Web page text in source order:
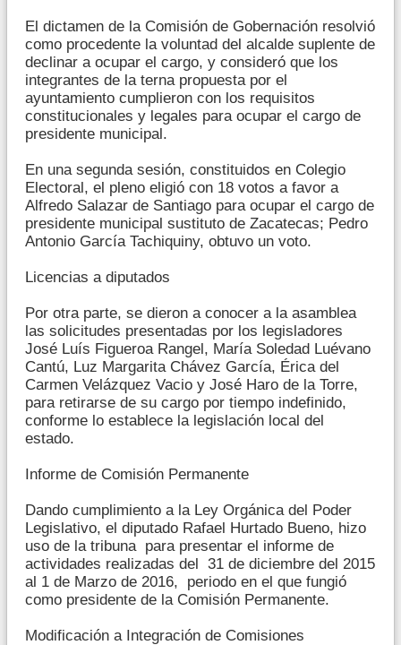
El dictamen de la Comisión de Gobernación resolvió
como procedente la voluntad del alcalde suplente de
declinar a ocupar el cargo, y consideró que los
integrantes de la terna propuesta por el
ayuntamiento cumplieron con los requisitos
constitucionales y legales para ocupar el cargo de
presidente municipal.
En una segunda sesión, constituidos en Colegio
Electoral, el pleno eligió con 18 votos a favor a
Alfredo Salazar de Santiago para ocupar el cargo de
presidente municipal sustituto de Zacatecas; Pedro
Antonio García Tachiquiny, obtuvo un voto.
Licencias a diputados
Por otra parte, se dieron a conocer a la asamblea
las solicitudes presentadas por los legisladores
José Luís Figueroa Rangel, María Soledad Luévano
Cantú, Luz Margarita Chávez García, Érica del
Carmen Velázquez Vacio y José Haro de la Torre,
para retirarse de su cargo por tiempo indefinido,
conforme lo establece la legislación local del
estado.
Informe de Comisión Permanente
Dando cumplimiento a la Ley Orgánica del Poder
Legislativo, el diputado Rafael Hurtado Bueno, hizo
uso de la tribuna para presentar el informe de
actividades realizadas del 31 de diciembre del 2015
al 1 de Marzo de 2016, periodo en el que fungió
como presidente de la Comisión Permanente.
Modificación a Integración de Comisiones